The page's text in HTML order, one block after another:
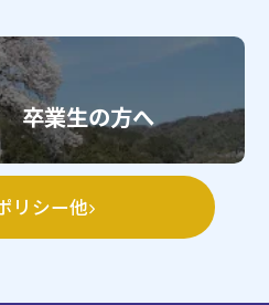
卒業生の方へ
リシー他